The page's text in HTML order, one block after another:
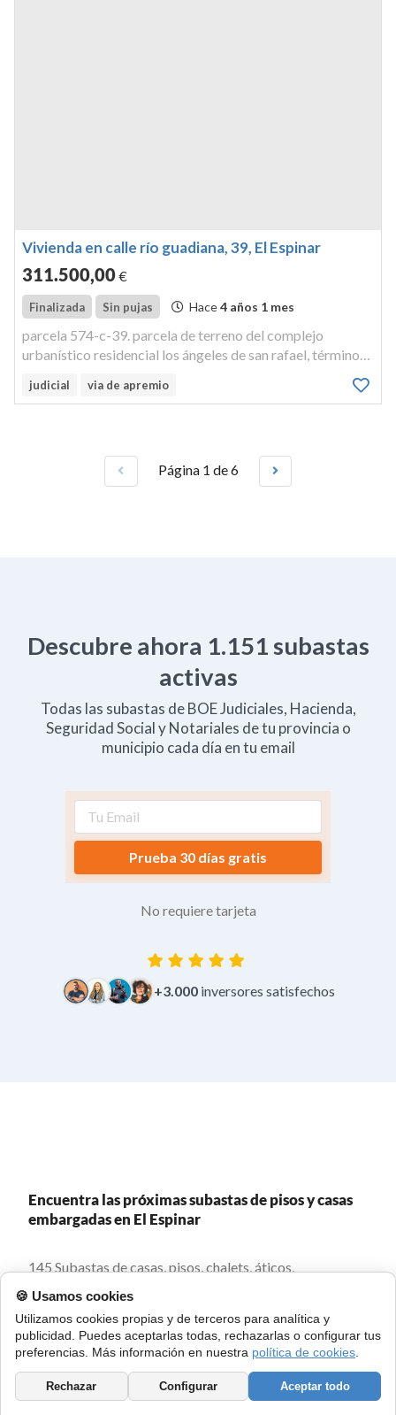
Vivienda en calle río guadiana, 39, El Espinar
311.500,00€
Finalizada Sin pujas Hace4 años 1 mes
parcela 574-c-39. parcela de terreno del complejo
urbanístico residencial los ángeles de san rafael, término
metrocuadrados. sobre esta parcela existe construido un
judicial via de apremio
Página 1 de 6
Descubre ahora 1.151 subastas
activas
Todas las subastas de BOE Judiciales, Hacienda,
Seguridad Social y Notariales de tu provincia o
municipio cada día en tu email
Prueba 30 días gratis
No requiere tarjeta
+3.000inversores satisfechos
Encuentra las próximas subastas de pisos y casas
embargadas en El Espinar
145 Subastas de casas, pisos, chalets, áticos,
Crea alertas, localiza con mapa subastas y recibe las
últimas subastas cada día en tu email.
Subastas de casas y pisos cerca de El Espinar
🍪 Usamos cookies
Utilizamos cookies propias y de terceros para analítica y
publicidad. Puedes aceptarlas todas, rechazarlas o configurar tus
preferencias. Más información en nuestra política de cookies
Rechazar Configurar Aceptar todo